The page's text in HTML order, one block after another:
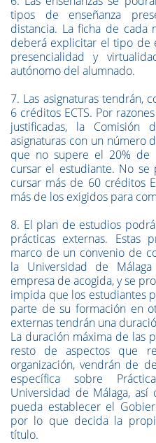
tipos de enseñanza
distancia. La ficha de cada
deberá explicitar el tipo de
presencialidad y
autónomo del alumnado.
7. Las asignaturas tendrán,
6 créditos ECTS. Por
justificadas, la Comisión
asignaturas con un número
que no supere el 20%
cursar el estudiante. No
cursar más de 60 créditos
más de los exigidos para
8. El plan de estudios
prácticas externas. Estas
marco de un convenio de
la Universidad de
empresa de acogida, y se
impida que los estudiantes
parte de su formación en
externas tendrán una
La duración máxima de las
resto de aspectos que
organización, vendrán de
específica sobre
Universidad de Málaga,
pueda establecer el
por lo que decida la
título.